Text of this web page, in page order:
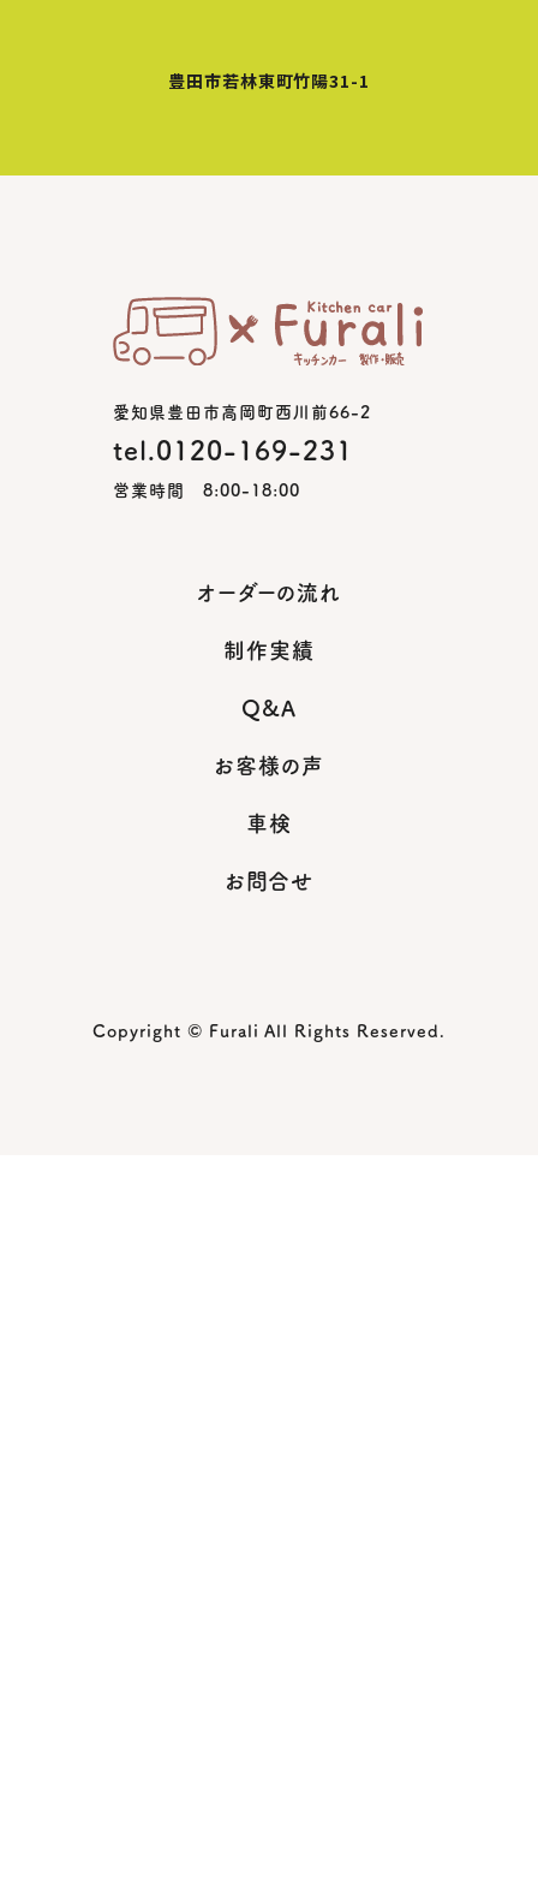
豊田市若林東町竹陽31-1
愛知県豊田市高岡町西川前66-2
tel.0120-169-231
営業時間 8:00-18:00
オーダーの流れ
制作実績
Q&A
お客様の声
車検
お問合せ
Copyright © Furali All Rights Reserved.